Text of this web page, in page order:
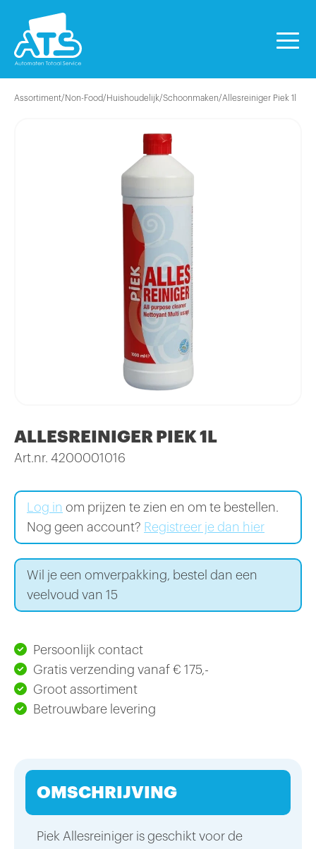
Assortiment/Non-Food/Huishoudelijk/Schoonmaken/Allesreiniger Piek 1l
ALLESREINIGER PIEK 1L
Art.nr. 4200001016
Log in om prijzen te zien en om te bestellen.
Nog geen account? Registreer je dan hier
Wil je een omverpakking, bestel dan een
veelvoud van 15
Persoonlijk contact
Gratis verzending vanaf € 175,-
Groot assortiment
Betrouwbare levering
OMSCHRIJVING
Piek Allesreiniger is geschikt voor de